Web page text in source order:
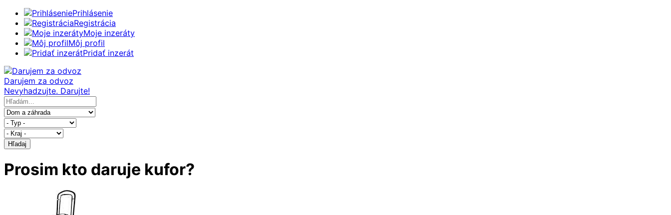
Prihlásenie
Registrácia
Moje inzeráty
Môj profil
Pridať inzerát
Darujem za odvoz
Nevyhadzujte. Darujte!
Hľadaj
Prosim kto daruje kufor?